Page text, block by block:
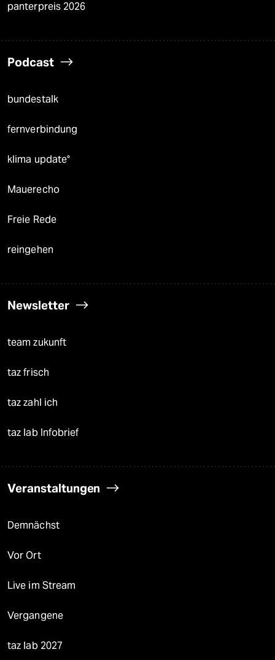
panterpreis 2026
Podcast
bundestalk
fernverbindung
klima update°
Mauerecho
Freie Rede
reingehen
Newsletter
team zukunft
taz frisch
taz zahl ich
taz lab Infobrief
Veranstaltungen
Demnächst
Vor Ort
Live im Stream
Vergangene
taz lab 2027